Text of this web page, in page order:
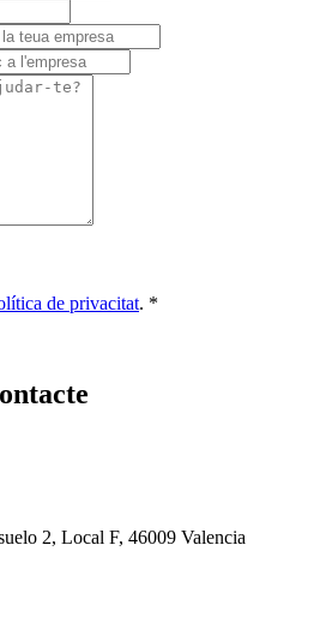
de privacitat. *
2, Local F, 46009 Valencia